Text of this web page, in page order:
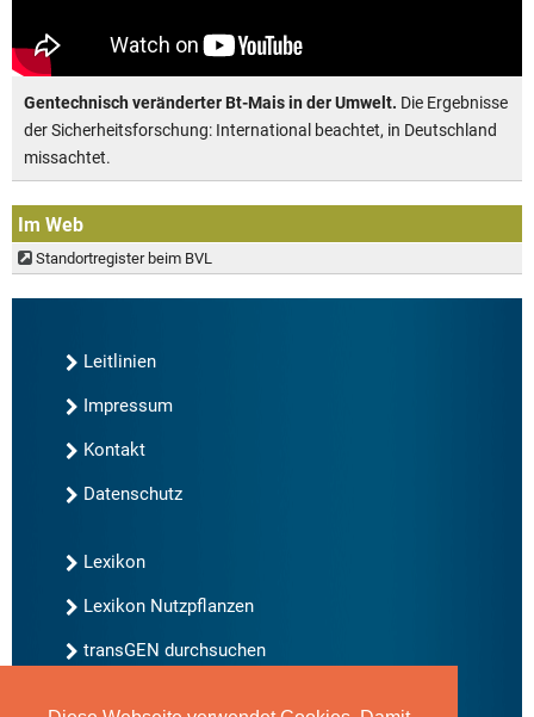
Gentechnisch veränderter Bt-Mais in der Umwelt. Die Ergebnisse
der Sicherheitsforschung: International beachtet, in Deutschland
missachtet.
Im Web
Standortregister beim BVL
Leitlinien
Impressum
Kontakt
Datenschutz
Lexikon
Lexikon Nutzpflanzen
transGEN durchsuchen